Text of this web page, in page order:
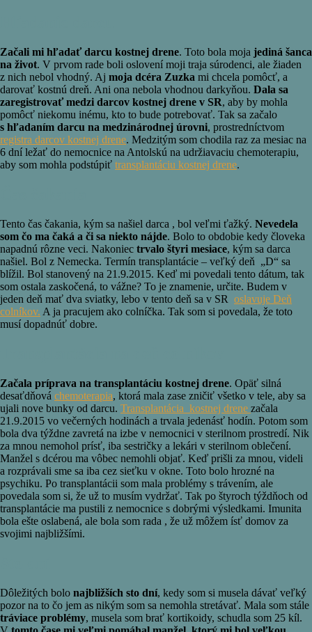
Začali mi hľadať darcu kostnej drene. Toto bola moja jediná šanca
na život. V prvom rade boli oslovení moji traja súrodenci, ale žiaden
z nich nebol vhodný. Aj moja dcéra Zuzka mi chcela pomôcť, a
darovať kostnú dreň. Ani ona nebola vhodnou darkyňou. Dala sa
zaregistrovať medzi darcov kostnej drene v SR, aby by mohla
pomôcť niekomu inému, kto to bude potrebovať. Tak sa začalo
s hľadaním darcu na medzinárodnej úrovni, prostredníctvom
registra darcov kostnej drene. Medzitým som chodila raz za mesiac na
6 dní ležať do nemocnice na Antolskú na udržiavaciu chemoterapiu,
aby som mohla podstúpiť transplantáciu kostnej drene.
Tento čas čakania, kým sa našiel darca , bol veľmi ťažký. Nevedela
som čo ma čaká a či sa niekto nájde. Bolo to obdobie kedy človeka
napadnú rôzne veci. Nakoniec trvalo štyri mesiace, kým sa darca
našiel. Bol z Nemecka. Termín transplantácie – veľký deň „D“ sa
blížil. Bol stanovený na 21.9.2015. Keď mi povedali tento dátum, tak
som ostala zaskočená, to vážne? To je znamenie, určite. Budem v
jeden deň mať dva sviatky, lebo v tento deň sa v SR oslavuje Deň
colníkov. A ja pracujem ako colníčka. Tak som si povedala, že toto
musí dopadnúť dobre.
Začala príprava na transplantáciu kostnej drene. Opäť silná
desaťdňová chemoterapia, ktorá mala zase zničiť všetko v tele, aby sa
ujali nove bunky od darcu. Transplantácia kostnej drene začala
21.9.2015 vo večerných hodinách a trvala jedenásť hodín. Potom som
bola dva týždne zavretá na izbe v nemocnici v sterilnom prostredí. Nik
za mnou nemohol prísť, iba sestričky a lekári v sterilnom oblečení.
Manžel s dcérou ma vôbec nemohli objať. Keď prišli za mnou, videli
a rozprávali sme sa iba cez sieťku v okne. Toto bolo hrozné na
psychiku. Po transplantácii som mala problémy s trávením, ale
povedala som si, že už to musím vydržať. Tak po štyroch týždňoch od
transplantácie ma pustili z nemocnice s dobrými výsledkami. Imunita
bola ešte oslabená, ale bola som rada , že už môžem ísť domov za
svojimi najbližšími.
Dôležitých bolo najbližších sto dní, kedy som si musela dávať veľký
pozor na to čo jem as nikým som sa nemohla stretávať. Mala som stále
tráviace problémy, musela som brať kortikoidy, schudla som 25 kíl.